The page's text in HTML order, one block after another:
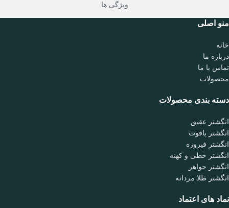
ویژگی ها
منو اصلی
خانه
درباره ما
تماس با ما
محصولات
دسته بندی محصولات
انگشتر عقیق
انگشتر یاقوت
انگشتر فیروزه
انگشتر خطی و کهنه
انگشتر جواهر
انگشتر طلا مردانه
نماد های اعتماد